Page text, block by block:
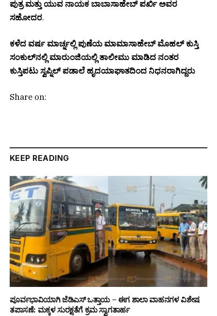
ಪುತ್ರ ಮತ್ತು ಯುವ ನಾಯಕ ಬಾಬಾಸಾಹೇಬ್ ಪರ್ಖಿ ಅವರ
ಸಹೋದರ.
ಕಳೆದ ವರ್ಷ ಮಾರ್ಚ್ನಲ್ಲಿ ಪುಣೆಯ ಮಾಮಾಸಾಹೇಬ್ ಮೊಹಲ್ ಕುಸ್ತಿ
ಸಂಕುಲ್‌ನಲ್ಲಿ ಮಾರುಂಜಿಯಲ್ಲಿ ತಾಲೀಮು ಮಾಡಿದ ನಂತರ
ಕುಸ್ತಿಪಟು ಸ್ವಪ್ನಿಲ್ ಪಡಾಲೆ ಹೃದಯಾಘಾತದಿಂದ ನಿಧನರಾಗಿದ್ದರು
Share on:
KEEP READING
ಪೂರ್ವಭಾವಿಯಾಗಿ ಜೆಡಿಎಸ್ ಒತ್ತಾಯ – ಈಗ ಶಾಲಾ ವಾಹನಗಳ ವಿಶೇಷ
ತಪಾಸಣೆ: ಮಕ್ಕಳ ಸುರಕ್ಷತೆಗೆ ಕ್ರಮ ಸ್ವಾಗತಾರ್ಹ